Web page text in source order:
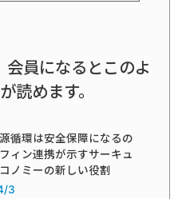
会員になるとこのよ
読めます。
循環は安全保障になるの
ィン連携が示すサーキュ
ノミーの新しい役割
3